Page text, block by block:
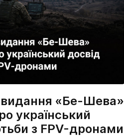
видання «Бе-Шева»
український
з FPV-дронами